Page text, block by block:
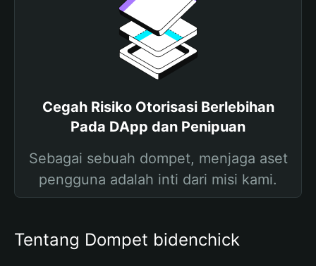
Cegah Risiko Otorisasi Berlebihan
Pada DApp dan Penipuan
Sebagai sebuah dompet, menjaga aset
pengguna adalah inti dari misi kami.
Tentang Dompet bidenchick